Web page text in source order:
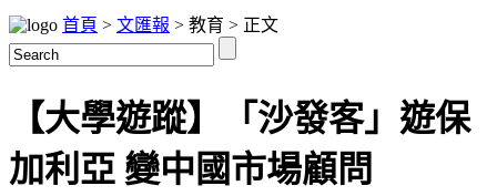
首頁 > 文匯報 > 教育 > 正文
【大學遊蹤】「沙發客」遊保
加利亞 變中國市場顧問